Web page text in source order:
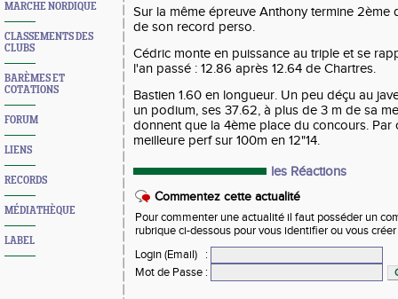
MARCHE NORDIQUE
CLASSEMENTS DES
CLUBS
BARÈMES ET
COTATIONS
FORUM
LIENS
RECORDS
MÉDIATHÈQUE
LABEL
Sur la même épreuve Anthony termine 2ème
de son record perso.
Cédric monte en puissance au triple et se
l'an passé : 12.86 après 12.64 de Chartres.
Bastien 1.60 en longueur. Un peu déçu au
un podium, ses 37.62, à plus de 3 m de sa
donnent que la 4ème place du concours. Par
meilleure perf sur 100m en 12"14.
les Réactions
Commentez cette actualité
Pour commenter une actualité il faut posséder un
rubrique ci-dessous pour vous identifier ou vous
Login (Email)
:
Mot de Passe :